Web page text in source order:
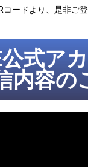
ードより、是非ご登
式ア
内容の